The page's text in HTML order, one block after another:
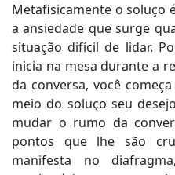
Metafisicamente o soluço
a ansiedade que surge
situação difícil de lidar.
inicia na mesa durante a
da conversa, você
meio do soluço seu
mudar o rumo da
pontos que lhe são
manifesta no